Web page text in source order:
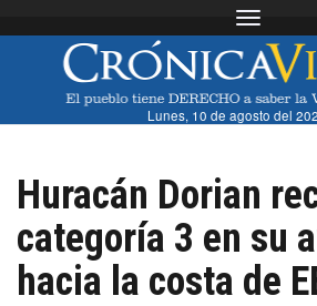
Toggle
Lunes, 10 de agosto del
Huracán Dorian
categoría 3 en su
hacia la costa de